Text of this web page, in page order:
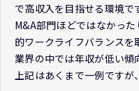
で高収入を目指せる環境
M&A部門ほどではなかっ
的ワークライフバランス
業界の中では年収が低い傾
上記はあくまで一例ですが